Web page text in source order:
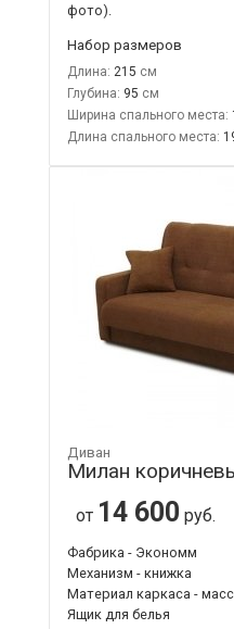
фото).
Набор размеров
Длина: 215
Глубина: 95
Ширина спального места:
Длина спального места:
Диван
Милан
от 14 600 руб.
Фабрика - Экономм
Механизм - книжка
Материал каркаса -
Ящик для белья